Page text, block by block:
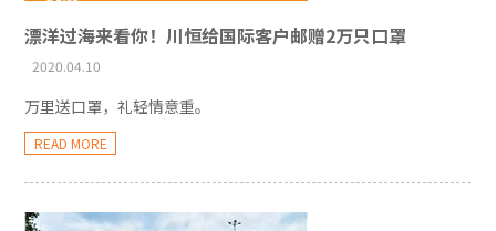
漂洋过海来看你！川恒给国际客户邮赠2万只口罩
2020.04.10
万里送口罩，礼轻情意重。
READ MORE